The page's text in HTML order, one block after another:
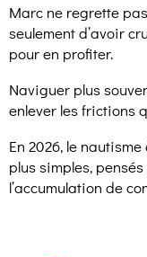
Marc ne regrette
seulement d’avoir
pour en profiter.
Naviguer plus
enlever les frictions
En 2026, le
plus simples,
l’accumulation de